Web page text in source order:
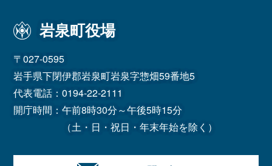
岩泉町役場
〒027-0595
岩手県下閉伊郡岩泉町岩泉字惣畑59番地5
代表電話：0194-22-2111
開庁時間：午前8時30分～午後5時15分
（土・日・祝日・年末年始を除く）